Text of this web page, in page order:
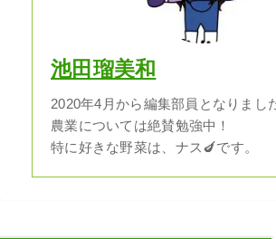
池田瑠美和
2020年4月から編集部員となりまし
農業については絶賛勉強中！
特に好きな野菜は、ナス🍆です。